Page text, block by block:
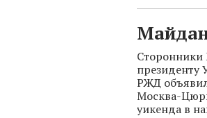
президенту
РЖД
Москва-
уикенда в